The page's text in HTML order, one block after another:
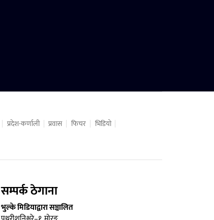
प्रदेश-कर्णाली प्रवास फिचर
भिडियो
सम्पर्क ठेगाना
भुल्के मिडियाद्वारा सञ्चालित